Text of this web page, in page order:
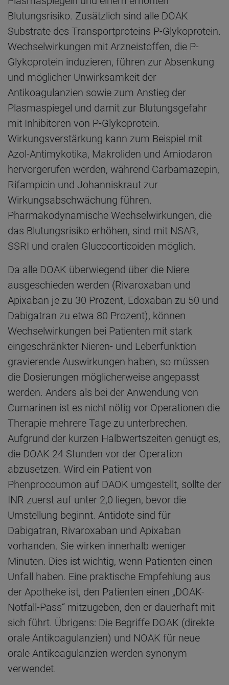
Blutungsrisiko. Zusätzlich sind alle DOAK
Substrate des Transportproteins P-Glykoprotein.
Wechselwirkungen mit Arzneistoffen, die P-
Glykoprotein induzieren, führen zur Absenkung
und möglicher Unwirksamkeit der
Antikoagulanzien sowie zum Anstieg der
Plasmaspiegel und damit zur Blutungsgefahr
mit Inhibitoren von P-Glykoprotein.
Wirkungsverstärkung kann zum Beispiel mit
Azol-Antimykotika, Makroliden und Amiodaron
hervorgerufen werden, während Carbamazepin,
Rifampicin und Johanniskraut zur
Wirkungsabschwächung führen.
Pharmakodynamische Wechselwirkungen, die
das Blutungsrisiko erhöhen, sind mit NSAR,
SSRI und oralen Glucocorticoiden möglich.
Da alle DOAK überwiegend über die Niere
ausgeschieden werden (Rivaroxaban und
Apixaban je zu 30 Prozent, Edoxaban zu 50 und
Dabigatran zu etwa 80 Prozent), können
Wechselwirkungen bei Patienten mit stark
eingeschränkter Nieren- und Leberfunktion
gravierende Auswirkungen haben, so müssen
die Dosierungen möglicherweise angepasst
werden. Anders als bei der Anwendung von
Cumarinen ist es nicht nötig vor Operationen die
Therapie mehrere Tage zu unterbrechen.
Aufgrund der kurzen Halbwertszeiten genügt es,
die DOAK 24 Stunden vor der Operation
abzusetzen. Wird ein Patient von
Phenprocoumon auf DAOK umgestellt, sollte der
INR zuerst auf unter 2,0 liegen, bevor die
Umstellung beginnt. Antidote sind für
Dabigatran, Rivaroxaban und Apixaban
vorhanden. Sie wirken innerhalb weniger
Minuten. Dies ist wichtig, wenn Patienten einen
Unfall haben. Eine praktische Empfehlung aus
der Apotheke ist, den Patienten einen „DOAK-
Notfall-Pass“ mitzugeben, den er dauerhaft mit
sich führt. Übrigens: Die Begriffe DOAK (direkte
orale Antikoagulanzien) und NOAK für neue
orale Antikoagulanzien werden synonym
verwendet.